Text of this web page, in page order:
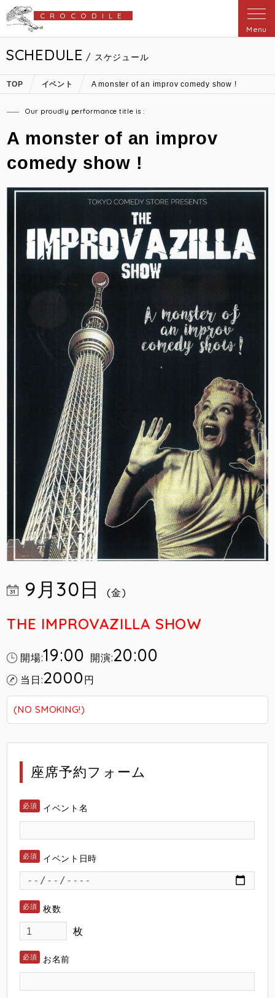
CROCODILE
Menu
SCHEDULE / スケジュール
TOP イベント A monster of an improv comedy show !
Our proudly performance title is :
A monster of an improv
comedy show !
9月30日 (金)
THE IMPROVAZILLA SHOW
開場:19:00 開演:20:00
当日:2000円
(NO SMOKING!)
座席予約フォーム
イベント名
イベント日時
枚数
枚
お名前